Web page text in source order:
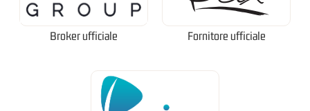
Broker ufficiale Fornitore ufficiale